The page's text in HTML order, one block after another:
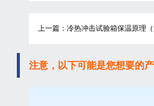
上一篇：冷热冲击试验箱保温原理
注意，以下可能是您想要的